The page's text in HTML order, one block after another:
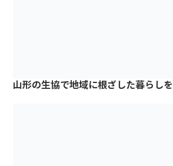
山形の生協で地域に根ざした暮らしを